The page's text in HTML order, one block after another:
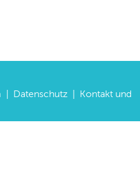
Datenschutz
Kontakt und